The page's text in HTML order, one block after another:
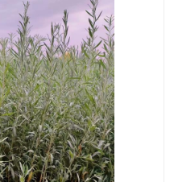
白刺苗
红柳苗
柽柳苗
四翅滨藜